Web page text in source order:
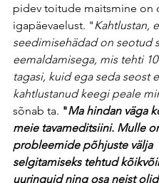
pidev toitude maitsmine on
igapäevaelust. " Kahtlustan,
seedimisehädad on seotud
eemaldamisega, mis tehti
tagasi, kuid ega seda seost
kahtlustanud keegi peale
sõnab ta. "Ma hindan väga
meie tavameditsiini. Mulle
probleemide põhjuste välja
selgitamiseks tehtud
uuringuid ning osa neist